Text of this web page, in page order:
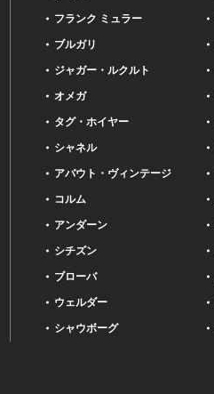
フランク ミュラー
ブルガリ
ジャガー・ルクルト
オメガ
タグ・ホイヤー
シャネル
アバウト・ヴィンテージ
コルム
アンダーン
シチズン
ブローバ
ウェルダー
シャウボーグ